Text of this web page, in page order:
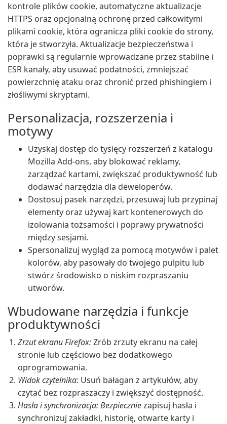
kontrole plików cookie, automatyczne aktualizacje
HTTPS oraz opcjonalną ochronę przed całkowitymi
plikami cookie, która ogranicza pliki cookie do strony,
która je stworzyła. Aktualizacje bezpieczeństwa i
poprawki są regularnie wprowadzane przez stabilne i
ESR kanały, aby usuwać podatności, zmniejszać
powierzchnię ataku oraz chronić przed phishingiem i
złośliwymi skryptami.
Personalizacja, rozszerzenia i
motywy
Uzyskaj dostęp do tysięcy rozszerzeń z katalogu
Mozilla Add-ons, aby blokować reklamy,
zarządzać kartami, zwiększać produktywność lub
dodawać narzędzia dla deweloperów.
Dostosuj pasek narzędzi, przesuwaj lub przypinaj
elementy oraz używaj kart kontenerowych do
izolowania tożsamości i poprawy prywatności
między sesjami.
Spersonalizuj wygląd za pomocą motywów i palet
kolorów, aby pasowały do twojego pulpitu lub
stwórz środowisko o niskim rozpraszaniu
utworów.
Wbudowane narzędzia i funkcje
produktywności
Zrzut ekranu Firefox:Zrób zrzuty ekranu na całej
stronie lub częściowo bez dodatkowego
oprogramowania.
Widok czytelnika: Usuń bałagan z artykułów, aby
czytać bez rozpraszaczy i zwiększyć dostępność.
Hasła i synchronizacja: Bezpieczniezapisuj hasła i
synchronizuj zakładki, historię, otwarte karty i